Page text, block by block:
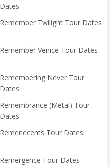
Dates
Remember Twilight Tour Dates
Remember Venice Tour Dates
Remembering Never Tour
Dates
Remembrance (Metal) Tour
Dates
Remenecents Tour Dates
Remergence Tour Dates